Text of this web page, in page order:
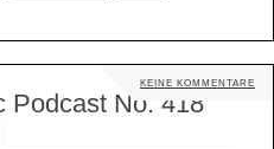
KEINE KOMMENTARE
Podcast No. 418